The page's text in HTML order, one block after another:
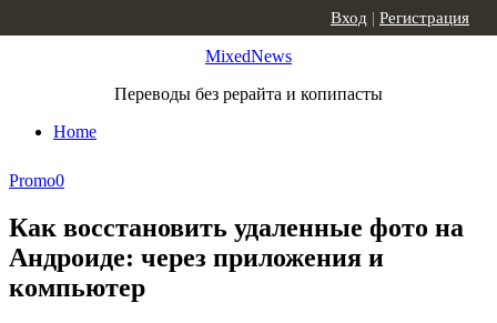
MixedNews
Переводы без рерайта и копипасты
Home
Вход | Регистрация
Promo0
Как восстановить удаленные фото на
Андроиде: через приложения и
компьютер